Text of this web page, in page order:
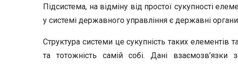
Підсистема, на відміну від простої сукупності
у системі державного управління є державні
Структура системи це сукупність таких елементів
та тотожність самій собі. Дані взаємозв’язки